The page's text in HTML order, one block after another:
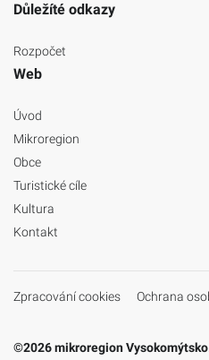
Důležíté odkazy
Rozpočet
Web
Úvod
Mikroregion
Obce
Turistické cíle
Kultura
Kontakt
Zpracování cookies Ochrana
©2026 mikroregion